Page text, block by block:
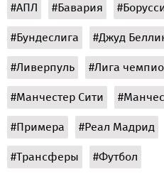
#АПЛ #Бавария
#Бундеслига #Джуд
#Ливерпуль #Лига
#Манчестер Сити
#Примера #Реал Мадрид
#Трансферы #Футбол